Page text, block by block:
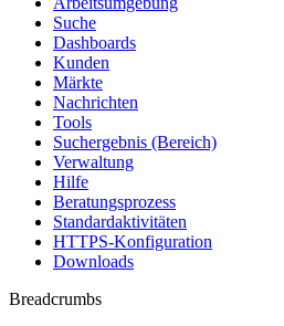
Suche
Dashboards
Kunden
Märkte
Nachrichten
Tools
Suchergebnis (Bereich)
Verwaltung
Hilfe
Beratungsprozess
Standardaktivitäten
HTTPS-Konfiguration
Downloads
Breadcrumbs